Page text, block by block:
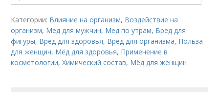
Категории: Влияние на организм, Воздействие на
организм, Мед для мужчин, Мед по утрам, Вред для
фигуры, Вред для здоровья, Вред для организма, Польза
для женщин, Мёд для здоровья, Применение в
косметологии,Химический состав, Мёд для женщин